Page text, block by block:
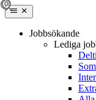
Jobbsökande
Lediga